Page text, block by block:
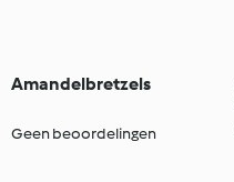
Amandelbretzels
Geen beoordelingen